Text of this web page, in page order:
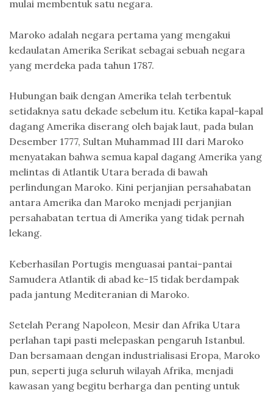
mulai membentuk satu negara.
Maroko adalah negara pertama yang mengakui
kedaulatan Amerika Serikat sebagai sebuah negara
yang merdeka pada tahun 1787.
Hubungan baik dengan Amerika telah terbentuk
setidaknya satu dekade sebelum itu. Ketika kapal-kapal
dagang Amerika diserang oleh bajak laut, pada bulan
Desember 1777, Sultan Muhammad III dari Maroko
menyatakan bahwa semua kapal dagang Amerika yang
melintas di Atlantik Utara berada di bawah
perlindungan Maroko. Kini perjanjian persahabatan
antara Amerika dan Maroko menjadi perjanjian
persahabatan tertua di Amerika yang tidak pernah
lekang.
Keberhasilan Portugis menguasai pantai-pantai
Samudera Atlantik di abad ke-15 tidak berdampak
pada jantung Mediteranian di Maroko.
Setelah Perang Napoleon, Mesir dan Afrika Utara
perlahan tapi pasti melepaskan pengaruh Istanbul.
Dan bersamaan dengan industrialisasi Eropa, Maroko
pun, seperti juga seluruh wilayah Afrika, menjadi
kawasan yang begitu berharga dan penting untuk